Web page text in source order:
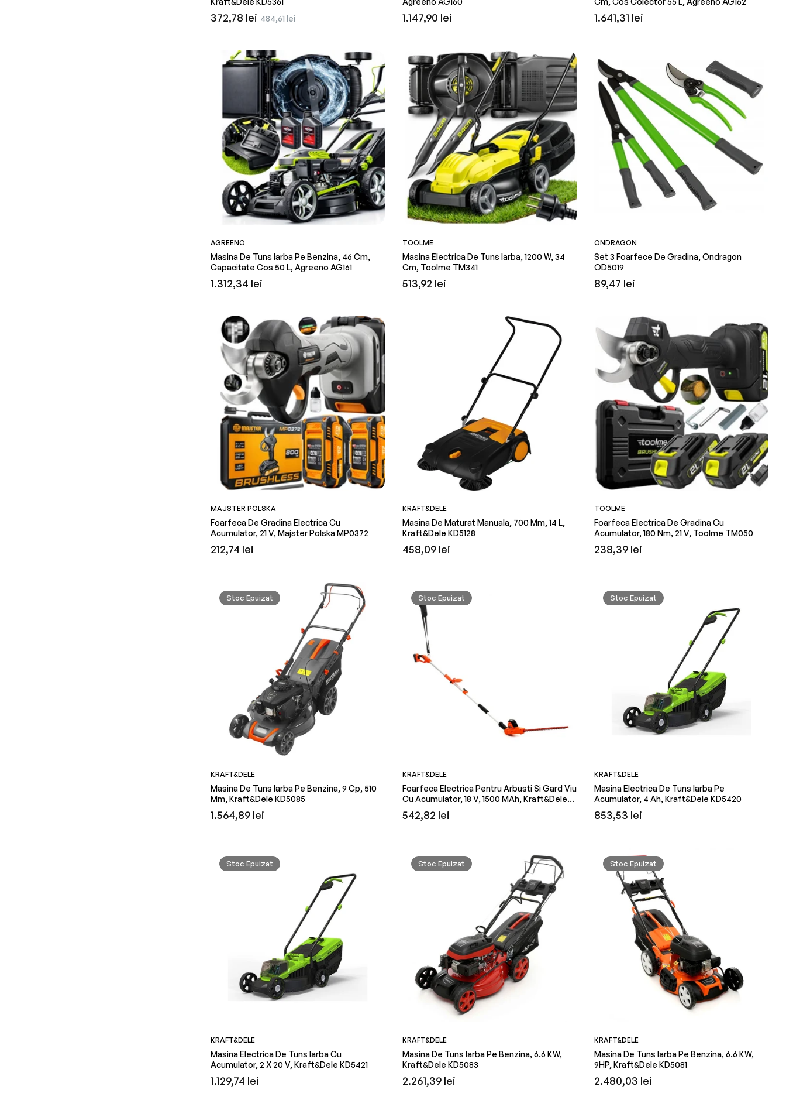
obișnuit
obișnuit
Preț
372,78 lei Preț
484,61 lei
Preț
1.147,90 lei
Preț
1.641,31 lei
AGREENO
Masina De Tuns Iarba Pe Benzina, 46 Cm,
Capacitate Cos 50 L, Agreeno AG161
Preț
1.312,34 lei
TOOLME
Masina Electrica De Tuns Iarba, 1200 W, 34
Cm, Toolme TM341
Preț
513,92 lei
ONDRAGON
Set 3 Foarfece De Gradina, Ondragon
OD5019
Preț
89,47 lei
MAJSTER POLSKA
Foarfeca De Gradina Electrica Cu
Acumulator, 21 V, Majster Polska MP0372
Preț
212,74 lei
KRAFT&DELE
Masina De Maturat Manuala, 700 Mm, 14 L,
Kraft&Dele KD5128
Preț
458,09 lei
TOOLME
Foarfeca Electrica De Gradina Cu
Acumulator, 180 Nm, 21 V, Toolme TM050
Preț
238,39 lei
Stoc Epuizat
KRAFT&DELE
Masina De Tuns Iarba Pe Benzina, 9 Cp, 510
Mm, Kraft&Dele KD5085
Preț
1.564,89 lei
Stoc Epuizat
KRAFT&DELE
Foarfeca Electrica Pentru Arbusti Si Gard Viu
Cu Acumulator, 18 V, 1500 MAh, Kraft&Dele
KD5263
Preț
542,82 lei
Stoc Epuizat
KRAFT&DELE
Masina Electrica De Tuns Iarba Pe
Acumulator, 4 Ah, Kraft&Dele KD5420
Preț
853,53 lei
Stoc Epuizat
KRAFT&DELE
Masina Electrica De Tuns Iarba Cu
Acumulator, 2 X 20 V, Kraft&Dele KD5421
Preț
1.129,74 lei
Stoc Epuizat
KRAFT&DELE
Masina De Tuns Iarba Pe Benzina, 6.6 KW,
Kraft&Dele KD5083
Preț
2.261,39 lei
Stoc Epuizat
KRAFT&DELE
Masina De Tuns Iarba Pe Benzina, 6.6 KW,
9HP, Kraft&Dele KD5081
Preț
2.480,03 lei